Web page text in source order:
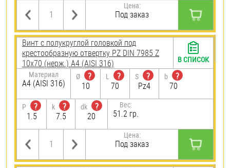
Цена:
Под заказ
Винт с полукруглой головкой под
крестообразную отвертку PZ DIN 7985 Z
10х70 (нерж.) A4 (AISI 316)
Материал
A4 (AISI 316)
Ø
?
10
L
?
70
S
?
Pz4
b
?
70
P
?
1.5
k
?
7.5
dk
?
20
Вес:
51.2 гр.
Цена:
Под заказ
В СПИСОК